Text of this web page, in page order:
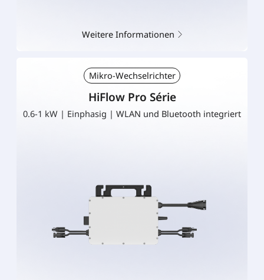
Weitere Informationen
Mikro-Wechselrichter
HiFlow Pro Série
0.6-1 kW | Einphasig | WLAN und Bluetooth integriert